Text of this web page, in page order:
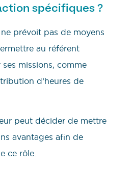
spécifiques ?
prévoit pas de moyens
au référent
ses missions, comme
d’heures de
peut décider de mettre
avantages afin de
ce rôle.